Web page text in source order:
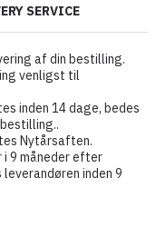
SERVICE
af din bestilling.
venligst til
inden 14 dage, bedes
Nytårsaften.
9 måneder efter
inden 9